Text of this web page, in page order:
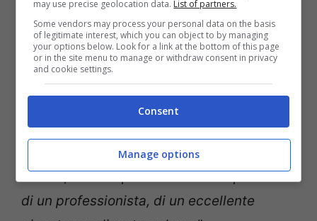
eccellente giocatore, un top player, io ci ho
parlato e sa benissimo che non è cambiato
assolutamente niente. E’ del Napoli, sa che
ora deve lavorare ed avere il giusto
atteggiamento anche se c’è questo tipo di
accordo che ancora oggi non sappiamo
come andrà a finire. L’ho trovato col
sorriso, conta il presente. Stiamo parlando
di un professionista, di un eccellente
may use precise geolocation data. List of partners.
Some vendors may process your personal data on the basis
of legitimate interest, which you can object to by managing
your options below. Look for a link at the bottom of this page
or in the site menu to manage or withdraw consent in privacy
and cookie settings.
Consent
Manage options